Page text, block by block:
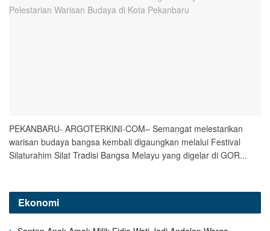
PEKANBARU- ARGOTERKINI-COM– Semangat melestarikan
warisan budaya bangsa kembali digaungkan melalui Festival
Silaturahim Silat Tradisi Bangsa Melayu yang digelar di GOR...
Ekonomi